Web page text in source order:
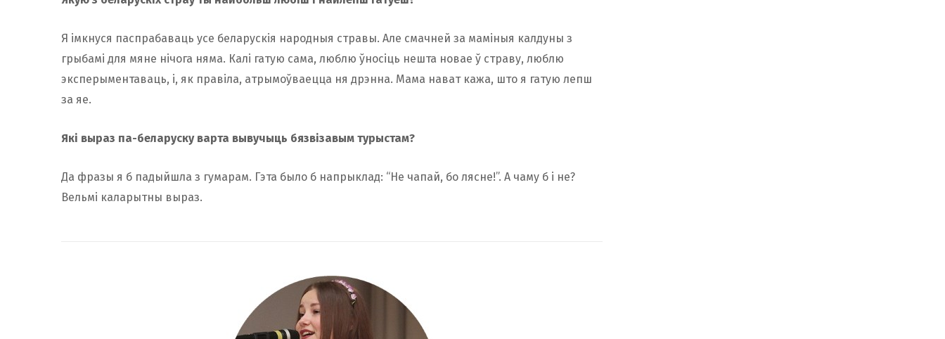
Я імкнуся паспрабаваць усе беларускія народныя стравы. Але смачней за маміныя калдуны з
грыбамі для мяне нічога няма. Калі гатую сама, люблю ўносіць нешта новае ў страву, люблю
эксперыментаваць, і, як правіла, атрымоўваецца ня дрэнна. Мама нават кажа, што я гатую лепш
за яе.
Які выраз па-беларуску варта вывучыць бязвізавым турыстам?
Да фразы я б падыйшла з гумарам. Гэта было б напрыклад: “Не чапай, бо лясне!”. А чаму б і не?
Вельмі каларытны выраз.